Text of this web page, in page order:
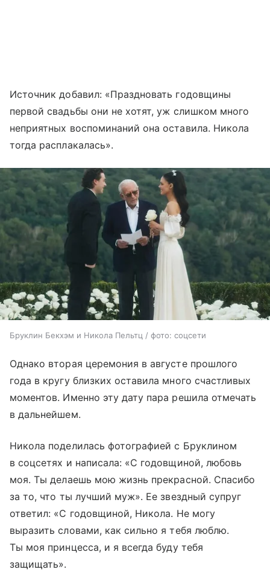
Источник добавил: «Праздновать годовщины
первой свадьбы они не хотят, уж слишком много
неприятных воспоминаний она оставила. Никола
тогда расплакалась».
Бруклин Бекхэм и Никола Пельтц / фото: соцсети
Однако вторая церемония в августе прошлого
года в кругу близких оставила много счастливых
моментов. Именно эту дату пара решила отмечать
в дальнейшем.
Никола поделилась фотографией с Бруклином
в соцсетях и написала: «С годовщиной, любовь
моя. Ты делаешь мою жизнь прекрасной. Спасибо
за то, что ты лучший муж». Ее звездный супруг
ответил: «С годовщиной, Никола. Не могу
выразить словами, как сильно я тебя люблю.
Ты моя принцесса, и я всегда буду тебя
защищать».